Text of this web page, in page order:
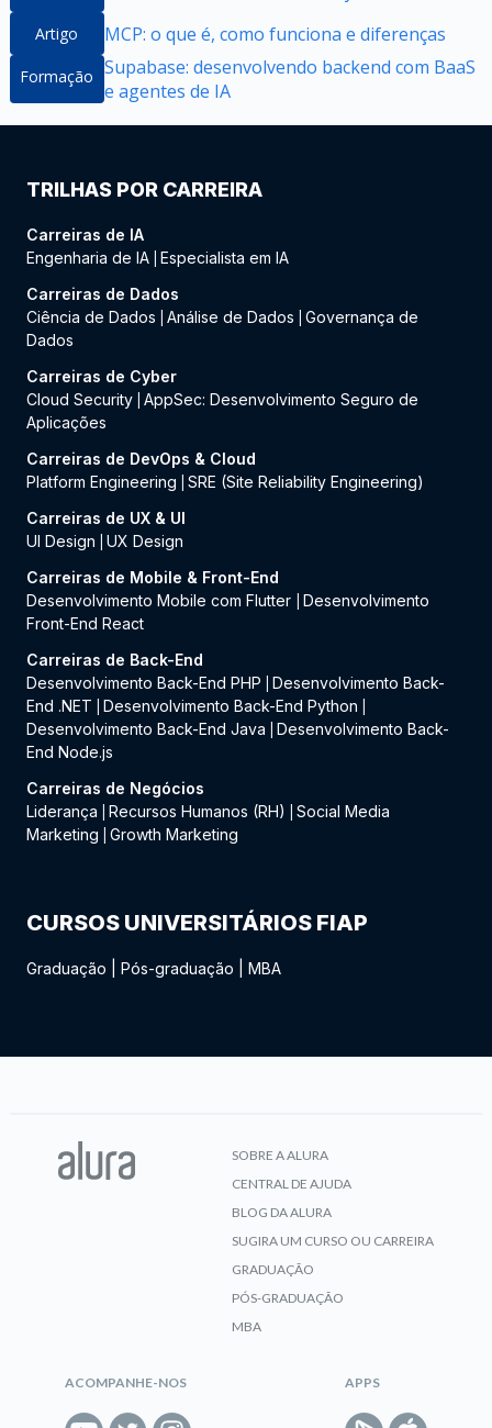
Artigo MCP: o que é, como funciona e diferenças
Formação Supabase: desenvolvendo backend com BaaS
e agentes de IA
TRILHAS POR CARREIRA
Carreiras de IA
Engenharia de IA Especialista em IA
Carreiras de Dados
Ciência de Dados
Análise de Dados
Governança de
Dados
Carreiras de Cyber
Cloud Security AppSec: Desenvolvimento Seguro de
Aplicações
Carreiras de DevOps & Cloud
Platform Engineering
SRE (Site Reliability Engineering)
Carreiras de UX & UI
UI Design
UX Design
Carreiras de Mobile & Front-End
Desenvolvimento Mobile com Flutter
Desenvolvimento
Front-End React
Carreiras de Back-End
Desenvolvimento Back-End PHP
Desenvolvimento Back-
End .NET
Desenvolvimento Back-End Python
Desenvolvimento Back-End Java
Desenvolvimento Back-
End Node.js
Carreiras de Negócios
Liderança
Recursos Humanos (RH)
Social Media
Marketing
Growth Marketing
CURSOS UNIVERSITÁRIOS FIAP
Graduação Pós-graduação MBA
SOBRE A ALURA
CENTRAL DE AJUDA
BLOG DA ALURA
SUGIRA UM CURSO OU CARREIRA
GRADUAÇÃO
PÓS-GRADUAÇÃO
MBA
ACOMPANHE-NOS APPS